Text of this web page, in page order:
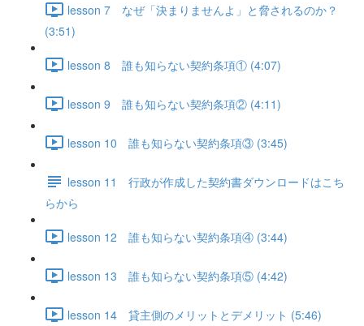
lesson 7 なぜ「決まりませんよ」と脅されるのか？
(3:51)
lesson 8 誰も知らない契約条項① (4:07)
lesson 9 誰も知らない契約条項② (4:11)
lesson 10 誰も知らない契約条項③ (3:45)
lesson 11 行政が作成した契約書ダウンロードはこち
らから
lesson 12 誰も知らない契約条項④ (3:44)
lesson 13 誰も知らない契約条項⑤ (4:42)
lesson 14 貸主側のメリットとデメリット (5:46)